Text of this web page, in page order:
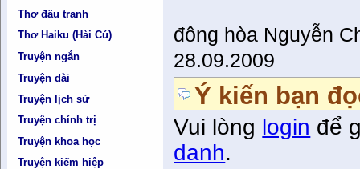
Thơ đấu tranh
Thơ Haiku (Hài Cú)
Truyện ngắn
Truyện dài
Truyện lịch sử
Truyện chính trị
Truyện khoa học
Truyện kiếm hiệp
đông hòa Nguyễn
28.09.2009
Ý kiến bạn
Vui lòng login để
danh.